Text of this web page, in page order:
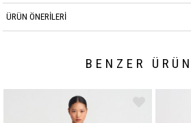
ÜRÜN ÖNERILERI
BENZER